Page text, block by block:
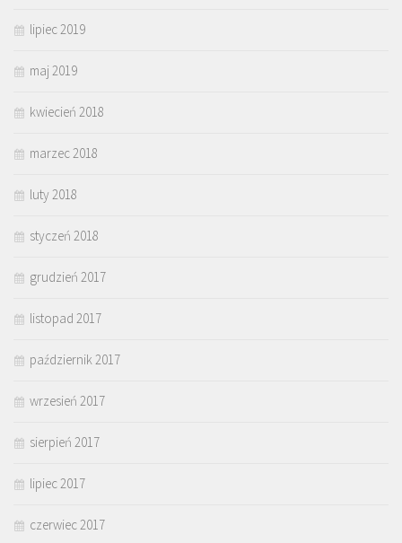
lipiec 2019
maj 2019
kwiecień 2018
marzec 2018
luty 2018
styczeń 2018
grudzień 2017
listopad 2017
październik 2017
wrzesień 2017
sierpień 2017
lipiec 2017
czerwiec 2017